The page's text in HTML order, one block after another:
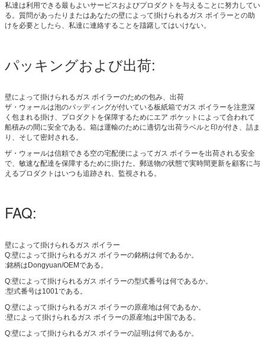
私達は利用できる最もよいサービスおよびプロダクトを与えることに努力してい
る。質問があったりまたはあなたの壁によって掛けられるガス ボイラーとの助
けを必要としたら、私達に連絡することを躊躇してはいけない。
パッキングおよび出荷:
壁によって掛けられるガス ボイラーのための包み、出荷
ザ・ウォールは泡のパッディングが付いている板紙箱でガス ボイラーを注意深
く包まれる掛け、プロダクトを保障するためにエア ポケットによって合われて
船積みの間に安全である。箱は運輸のために適切な出荷ラベルと印が付き、詰ま
り、そして密封される。
ザ・ウォールは信頼できる空の宅配便によってガス ボイラーを出荷される安全
で、敏速な配達を保障するために掛けた。郵送物の状態で実時間更新を顧客に与
えるプロダクトはいつも追跡され、監視される。
FAQ:
壁によって掛けられるガス ボイラー
Q:壁によって掛けられるガス ボイラーの銘柄は何であるか。
:銘柄はDongyuan/OEMである。
Q:壁によって掛けられるガス ボイラーの型式番号は何であるか。
:型式番号は1001である。
Q:壁によって掛けられるガス ボイラーの原産地は何であるか。
:壁によって掛けられるガス ボイラーの原産地は中国である。
Q:壁によって掛けられるガス ボイラーの証明は何であるか。